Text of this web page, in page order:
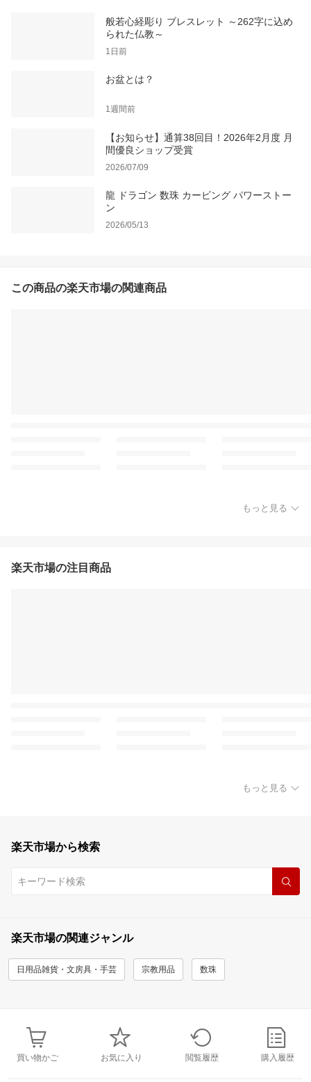
般若心経彫り ブレスレット ～262字に込め
られた仏教～
1日前
お盆とは？
1週間前
【お知らせ】通算38回目！2026年2月度 月
間優良ショップ受賞
2026/07/09
龍 ドラゴン 数珠 カービング パワーストー
ン
2026/05/13
この商品の楽天市場の関連商品
もっと見る
楽天市場の注目商品
もっと見る
楽天市場から検索
楽天市場の関連ジャンル
日用品雑貨・文房具・手芸 宗教用品 数珠
買い物かご お気に入り 閲覧履歴 購入履歴